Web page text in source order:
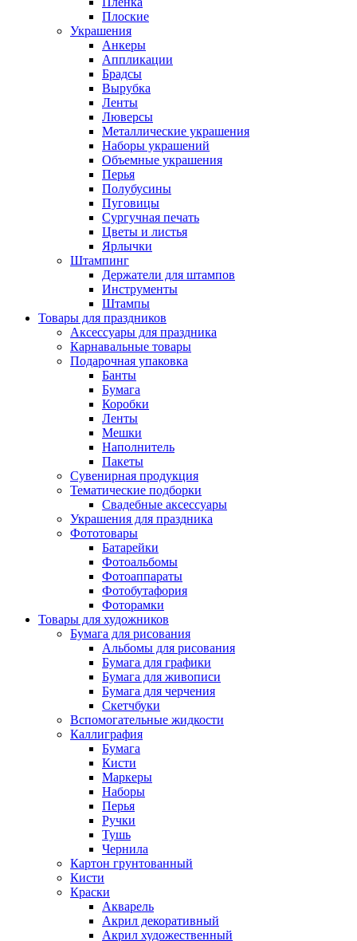
Плоские
Украшения
Анкеры
Аппликации
Брадсы
Вырубка
Ленты
Люверсы
Металлические украшения
Наборы украшений
Объемные украшения
Перья
Полубусины
Пуговицы
Сургучная печать
Цветы и листья
Ярлычки
Штампинг
Держатели для штампов
Инструменты
Штампы
Товары для праздников
Аксессуары для праздника
Карнавальные товары
Подарочная упаковка
Банты
Бумага
Коробки
Ленты
Мешки
Наполнитель
Пакеты
Сувенирная продукция
Тематические подборки
Свадебные аксессуары
Украшения для праздника
Фототовары
Батарейки
Фотоальбомы
Фотоаппараты
Фотобутафория
Фоторамки
Товары для художников
Бумага для рисования
Альбомы для рисования
Бумага для графики
Бумага для живописи
Бумага для черчения
Скетчбуки
Вспомогательные жидкости
Каллиграфия
Бумага
Кисти
Маркеры
Наборы
Перья
Ручки
Тушь
Чернила
Картон грунтованный
Кисти
Краски
Акварель
Акрил декоративный
Акрил художественный